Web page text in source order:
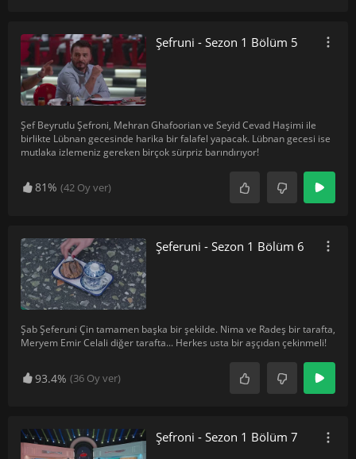
Şefruni - Sezon 1 Bölüm 5
Şef Beyrutlu Şefroni, Mehran Ghafoorian ve Seyid Cevad Haşimi ile
birlikte Lübnan gecesinde harika bir falafel yapacak. Lübnan gecesi ise
mutlaka izlemeniz gereken birçok sürpriz barındırıyor!
81% (42 Oy ver)
Şeferuni - Sezon 1 Bölüm 6
Şab Şeferuni Çin tamamen başka bir şekilde. Nima ve Radeş bir tarafta,
Meryem Emir Celali diğer tarafta... Herkes usta bir aşçıdan çekinmeli!
93.4% (36 Oy ver)
Şefroni - Sezon 1 Bölüm 7